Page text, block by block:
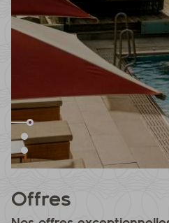
Offres